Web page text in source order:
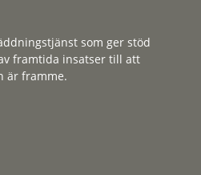
som ger stöd
framtida insatser till att
är framme.